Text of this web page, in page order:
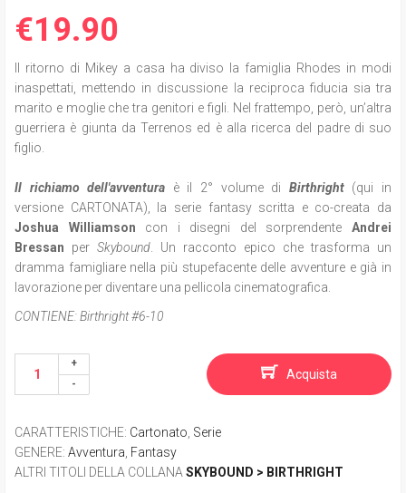
€19.90
Il ritorno di Mikey a casa ha diviso la famiglia Rhodes in modi
inaspettati, mettendo in discussione la reciproca fiducia sia tra
marito e moglie che tra genitori e figli. Nel frattempo, però, un’altra
guerriera è giunta da Terrenos ed è alla ricerca del padre di suo
figlio.
Il richiamo dell'avventura è il 2° volume di Birthright (qui in
versione CARTONATA), la serie fantasy scritta e co-creata da
Joshua Williamson con i disegni del sorprendenteAndrei
Bressan per Skybound . Un racconto epico che trasforma un
dramma famigliare nella più stupefacente delle avventure e già in
lavorazione per diventare una pellicola cinematografica.
CONTIENE:Birthright #6-10
Acquista
CARATTERISTICHE: Cartonato Serie
GENERE: Avventura Fantasy
ALTRI TITOLI DELLA COLLANA SKYBOUND > BIRTHRIGHT